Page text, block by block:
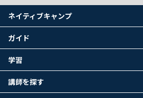
ネイティブキャンプ
ガイド
学習
講師を探す